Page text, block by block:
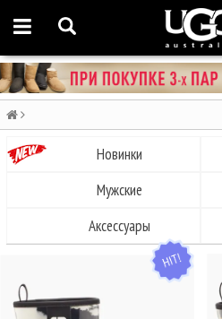
Новинки
Мужские
Аксессуары
HIT